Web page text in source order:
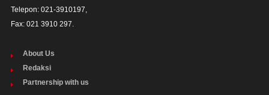
Telepon: 021-3910197,
Fax: 021 3910 297.
About Us
Redaksi
Partnership with us